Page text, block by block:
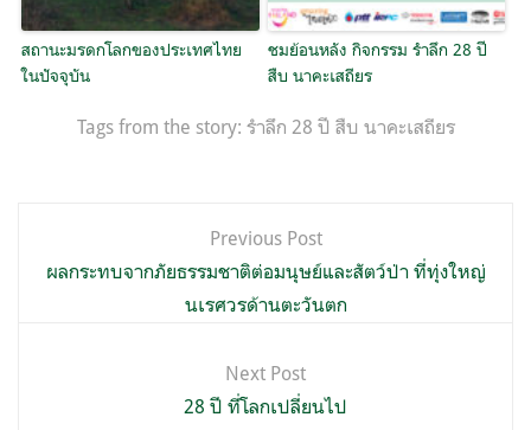
สถานะมรดกโลกของประเทศไทย
ในปัจจุบัน
ชมย้อนหลัง กิจกรรม รำลึก 28 ปี
สืบ นาคะเสถียร
Tags from the story: รำลึก 28 ปี สืบ นาคะเสถียร
เรื่อง
Previous Post
ผลกระทบจากภัยธรรมชาติต่อมนุษย์และสัตว์ป่า ที่ทุ่งใหญ่
นเรศวรด้านตะวันตก
Next Post
28 ปี ที่โลกเปลี่ยนไป